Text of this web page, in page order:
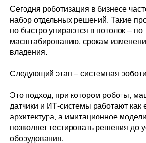
Сегодня роботизация в бизнесе
набор отдельных решений. Такие
но быстро упираются в потолок – по
масштабированию, срокам
владения.
Следующий этап – системная
Это подход, при котором роботы,
датчики и ИТ-системы работают как
архитектура, а имитационное
позволяет тестировать решения до
оборудования.